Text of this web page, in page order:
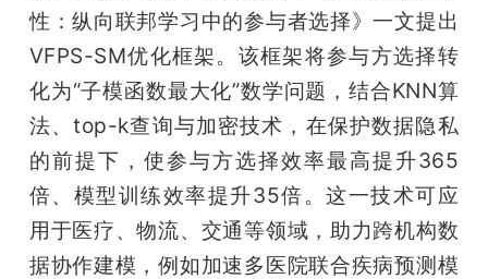
性：纵向联邦学习中的参与者选择》一文提出
VFPS-SM优化框架。该框架将参与方选择转
化为“子模函数最大化”数学问题，结合KNN算
法、top-k查询与加密技术，在保护数据隐私
的前提下，使参与方选择效率最高提升365
倍、模型训练效率提升35倍。这一技术可应
用于医疗、物流、交通等领域，助力跨机构数
据协作建模，例如加速多医院联合疾病预测模